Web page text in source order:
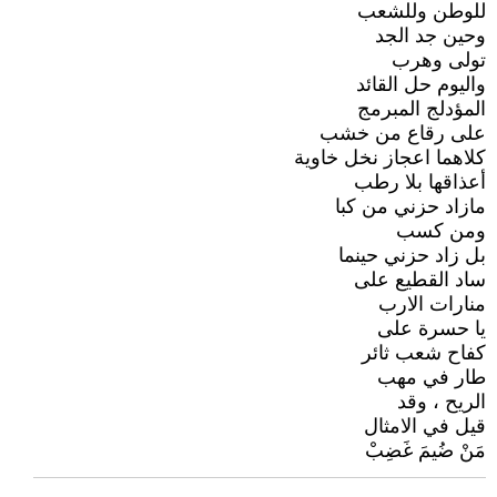
للوطن وللشعب
وحين جد الجد
تولى وهرب
واليوم حل القائد
المؤدلج المبرمج
على رقاع من خشب
كلاهما اعجاز نخل خاوية
أعذاقها بلا رطب
مازاد حزني من كبا
ومن كسب
بل زاد حزني حينما
ساد القطيع على
منارات الارب
يا حسرة على
كفاح شعب ثائر
طار في مهب
الريح ، وقد
قيل في الامثال
مَنْ ضُيمَ غَضِبْ